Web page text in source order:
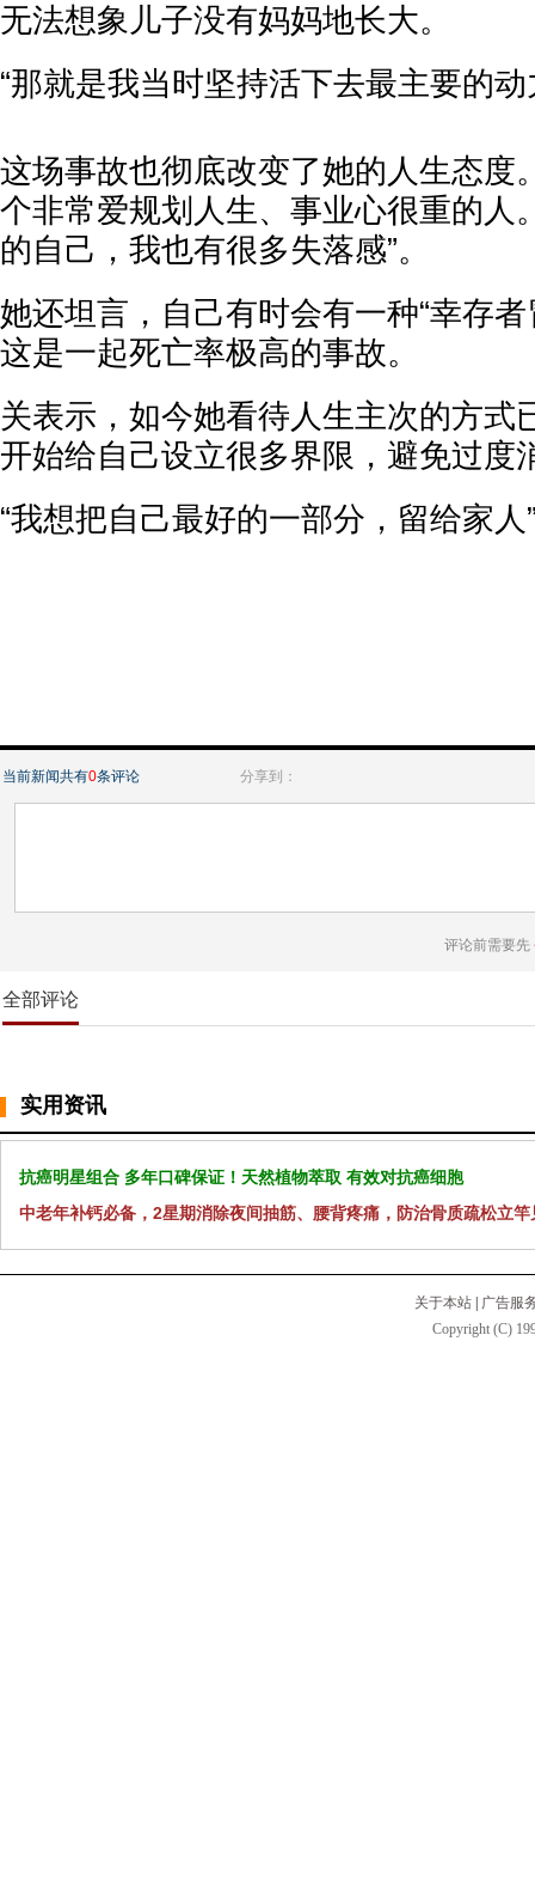
无法想象儿子没有妈妈地长大。
“那就是我当时坚持活下去最主要的动
这场事故也彻底改变了她的人生态度
个非常爱规划人生、事业心很重的人
的自己，我也有很多失落感”。
她还坦言，自己有时会有一种“幸存
这是一起死亡率极高的事故。
关表示，如今她看待人生主次的方式
开始给自己设立很多界限，避免过度
“我想把自己最好的一部分，留给家人
当前新闻共有0条评论 分享到：
评论前需要先
全部评论
实用资讯
抗癌明星组合 多年口碑保证！天然植物萃取 有效对抗癌细胞
中老年补钙必备，2星期消除夜间抽筋、腰背疼痛，防治骨质疏松立竿
关于本站
广告服
Copyright (C)